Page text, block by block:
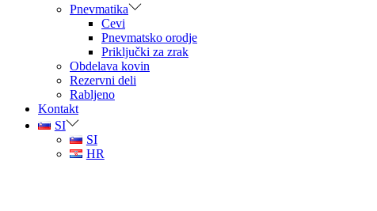
Pnevmatika
Cevi
Pnevmatsko orodje
Priključki za zrak
Obdelava kovin
Rezervni deli
Rabljeno
Kontakt
SI
SI
HR